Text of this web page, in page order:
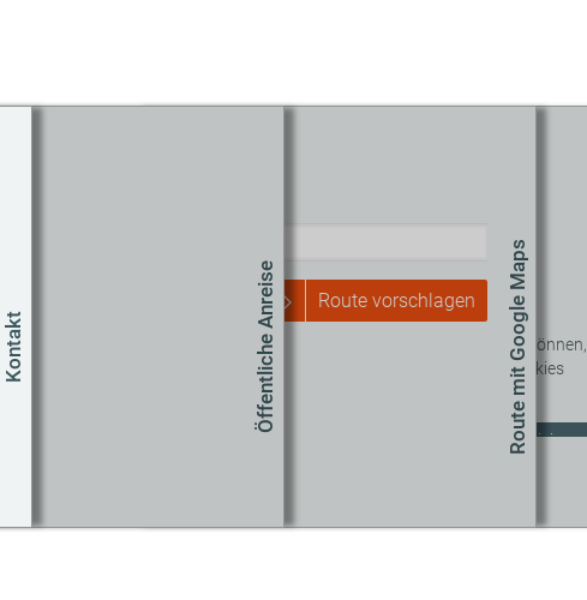
Kontakt Öffentliche Anreise Route mit Google Maps
Route vorschlagen
Um diesen Inhalt sehen zu können,
müssen Sie unseren Cookies
Cookie-Einstellungen aktualisieren